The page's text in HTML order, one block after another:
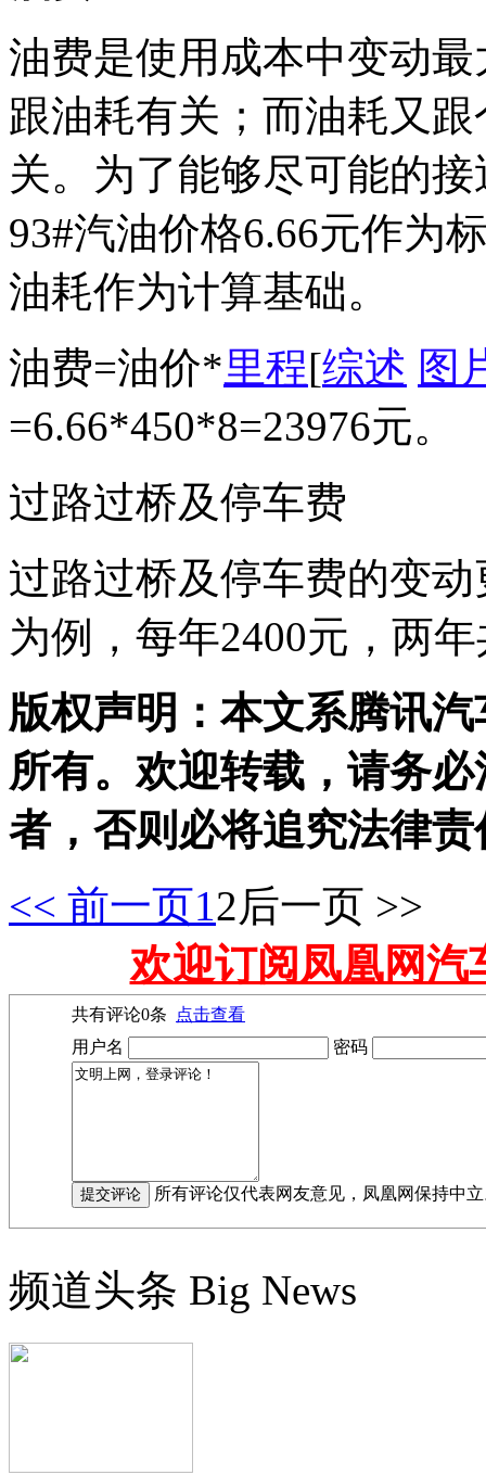
油费是使用成本中变动
跟油耗有关；而油耗又
关。为了能够尽可能的
93#汽油价格6.66元作为
油耗作为计算基础。
油费=油价*里程[综述 图
=6.66*450*8=23976元。
过路过桥及停车费
过路过桥及停车费的变
为例，每年2400元，两
版权声明：本文系腾讯
所有。欢迎转载，请务
者，否则必将追究法律责
<< 前一页12后一页 >>
欢迎订阅凤凰网汽
共有评论0条
点击查看
用户名
密码
所有评论仅代表网友意见，凤凰网保持中
频道头条 Big News